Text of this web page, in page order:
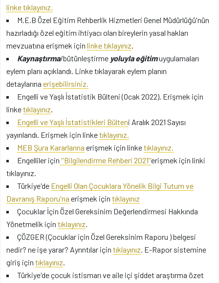
linke tıklayınız.
M.E.B Özel Eğitim Rehberlik Hizmetleri Genel Müdürlüğü'nün
hazırladığı özel eğitim ihtiyacı olan bireylerin yasal hakları
mevzuatına erişmek için linke tıklayınız.
Kaynaştırma/bütünleştirme yoluyla eğitimuygulamaları
eylem planı açıklandı. Linke tıklayarak eylem planın
detaylarına erişebilirsiniz.
Engelli ve Yaşlı İstatistik Bülteni (Ocak 2022). Erişmek için
linketıklayınız.
Engelli ve Yaşlı İstatistikleri Bülteni Aralık 2021 Sayısı
yayınlandı. Erişmek için linketıklayınız.
MEB Şura Kararlarına erişmek için linketıklayınız.
Engelliler için ''Bilgilendirme Rehberi 2021''erişmek için linki
tıklayınız.
Türkiye'de Engelli Olan Çocuklara Yönelik Bilgi Tutum ve
Davranış Raporu'na erişmek için tıklayınız
Çocuklar İçin Özel Gereksinim Değerlendirmesi Hakkında
Yönetmelik için tıklayınız.
ÇÖZGER (Çocuklar için Özel Gereksinim Raporu ) belgesi
nedir? ne işe yarar? Ayrıntılar için tıklayınız. E-Rapor sistemine
giriş için tıklayınız.
Türkiye'de çocuk istismarı ve aile içi şiddet araştırma özet